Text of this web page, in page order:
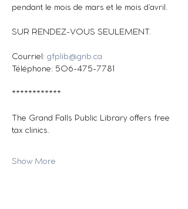
pendant le mois de mars et le mois d’avril.
SUR RENDEZ-VOUS SEULEMENT.
Courriel: gfplib@gnb.ca
Téléphone: 506-475-7781
************
The Grand Falls Public Library offers free
tax clinics.
Show More